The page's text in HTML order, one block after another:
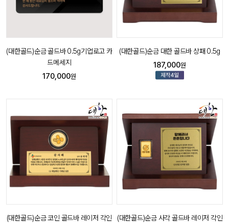
(대한골드)순금 골드바 0.5g기업로고 카
드메세지
170,000원
(대한골드)순금 대한 골드바 상패 0.5g
187,000원
(대한골드)순금 코인 골드바 레이저 각인
(대한골드)순금 사각 골드바 레이저 각인